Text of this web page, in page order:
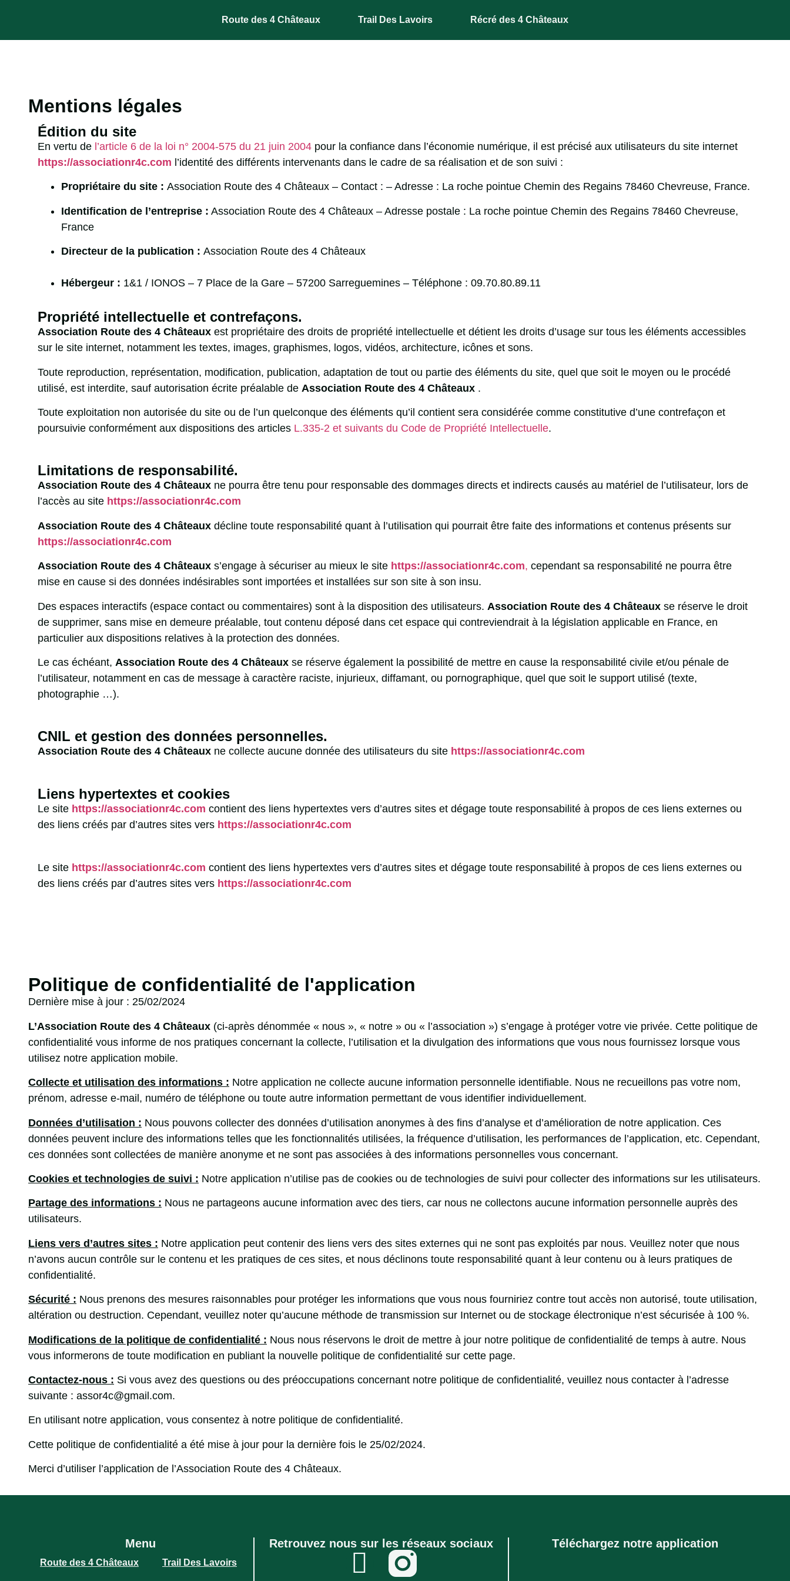
Route des 4 Châteaux Trail Des Lavoirs Récré des 4 Châteaux
Mentions légales
Édition du site
En vertu de l’article 6 de la loi n° 2004-575 du 21 juin 2004 pour la confiance dans l’économie numérique, il est précisé aux utilisateurs du site internet
https://associationr4c.com l’identité des différents intervenants dans le cadre de sa réalisation et de son suivi :
Propriétaire du site : Association Route des 4 Châteaux – Contact : – Adresse : La roche pointue Chemin des Regains 78460 Chevreuse, France.
Identification de l’entreprise : Association Route des 4 Châteaux – Adresse postale : La roche pointue Chemin des Regains 78460 Chevreuse,
France
Directeur de la publication : Association Route des 4 Châteaux
Hébergeur : 1&1 / IONOS – 7 Place de la Gare – 57200 Sarreguemines – Téléphone : 09.70.80.89.11
Propriété intellectuelle et contrefaçons.
Association Route des 4 Châteaux est propriétaire des droits de propriété intellectuelle et détient les droits d’usage sur tous les éléments accessibles
sur le site internet, notamment les textes, images, graphismes, logos, vidéos, architecture, icônes et sons.
Toute reproduction, représentation, modification, publication, adaptation de tout ou partie des éléments du site, quel que soit le moyen ou le procédé
utilisé, est interdite, sauf autorisation écrite préalable de Association Route des 4 Châteaux .
Toute exploitation non autorisée du site ou de l’un quelconque des éléments qu’il contient sera considérée comme constitutive d’une contrefaçon et
poursuivie conformément aux dispositions des articles L.335-2 et suivants du Code de Propriété Intellectuelle.
Limitations de responsabilité.
Association Route des 4 Châteaux ne pourra être tenu pour responsable des dommages directs et indirects causés au matériel de l’utilisateur, lors de
l’accès au site https://associationr4c.com
Association Route des 4 Châteaux décline toute responsabilité quant à l’utilisation qui pourrait être faite des informations et contenus présents sur
https://associationr4c.com
Association Route des 4 Châteaux s’engage à sécuriser au mieux le site https://associationr4c.com, cependant sa responsabilité ne pourra être
mise en cause si des données indésirables sont importées et installées sur son site à son insu.
Des espaces interactifs (espace contact ou commentaires) sont à la disposition des utilisateurs. Association Route des 4 Châteaux se réserve le droit
de supprimer, sans mise en demeure préalable, tout contenu déposé dans cet espace qui contreviendrait à la législation applicable en France, en
particulier aux dispositions relatives à la protection des données.
Le cas échéant, Association Route des 4 Châteaux se réserve également la possibilité de mettre en cause la responsabilité civile et/ou pénale de
l’utilisateur, notamment en cas de message à caractère raciste, injurieux, diffamant, ou pornographique, quel que soit le support utilisé (texte,
photographie …).
CNIL et gestion des données personnelles.
Association Route des 4 Châteaux ne collecte aucune donnée des utilisateurs du site https://associationr4c.com
Liens hypertextes et cookies
Le site https://associationr4c.com contient des liens hypertextes vers d’autres sites et dégage toute responsabilité à propos de ces liens externes ou
des liens créés par d’autres sites vers https://associationr4c.com
Le site https://associationr4c.com contient des liens hypertextes vers d’autres sites et dégage toute responsabilité à propos de ces liens externes ou
des liens créés par d’autres sites vers https://associationr4c.com
Politique de confidentialité de l'application
Dernière mise à jour : 25/02/2024
L’Association Route des 4 Châteaux (ci-après dénommée « nous », « notre » ou « l’association ») s’engage à protéger votre vie privée. Cette politique de
confidentialité vous informe de nos pratiques concernant la collecte, l’utilisation et la divulgation des informations que vous nous fournissez lorsque vous
utilisez notre application mobile.
Collecte et utilisation des informations : Notre application ne collecte aucune information personnelle identifiable. Nous ne recueillons pas votre nom,
prénom, adresse e-mail, numéro de téléphone ou toute autre information permettant de vous identifier individuellement.
Données d’utilisation : Nous pouvons collecter des données d’utilisation anonymes à des fins d’analyse et d’amélioration de notre application. Ces
données peuvent inclure des informations telles que les fonctionnalités utilisées, la fréquence d’utilisation, les performances de l’application, etc. Cependant,
ces données sont collectées de manière anonyme et ne sont pas associées à des informations personnelles vous concernant.
Cookies et technologies de suivi : Notre application n’utilise pas de cookies ou de technologies de suivi pour collecter des informations sur les utilisateurs.
Partage des informations : Nous ne partageons aucune information avec des tiers, car nous ne collectons aucune information personnelle auprès des
utilisateurs.
Liens vers d’autres sites : Notre application peut contenir des liens vers des sites externes qui ne sont pas exploités par nous. Veuillez noter que nous
n’avons aucun contrôle sur le contenu et les pratiques de ces sites, et nous déclinons toute responsabilité quant à leur contenu ou à leurs pratiques de
confidentialité.
Sécurité : Nous prenons des mesures raisonnables pour protéger les informations que vous nous fourniriez contre tout accès non autorisé, toute utilisation,
altération ou destruction. Cependant, veuillez noter qu’aucune méthode de transmission sur Internet ou de stockage électronique n’est sécurisée à 100 %.
Modifications de la politique de confidentialité : Nous nous réservons le droit de mettre à jour notre politique de confidentialité de temps à autre. Nous
vous informerons de toute modification en publiant la nouvelle politique de confidentialité sur cette page.
Contactez-nous : Si vous avez des questions ou des préoccupations concernant notre politique de confidentialité, veuillez nous contacter à l’adresse
suivante : assor4c@gmail.com.
En utilisant notre application, vous consentez à notre politique de confidentialité.
Cette politique de confidentialité a été mise à jour pour la dernière fois le 25/02/2024.
Merci d’utiliser l’application de l’Association Route des 4 Châteaux.
Menu
Route des 4 Châteaux Trail Des Lavoirs
Retrouvez nous sur les réseaux sociaux Téléchargez notre application